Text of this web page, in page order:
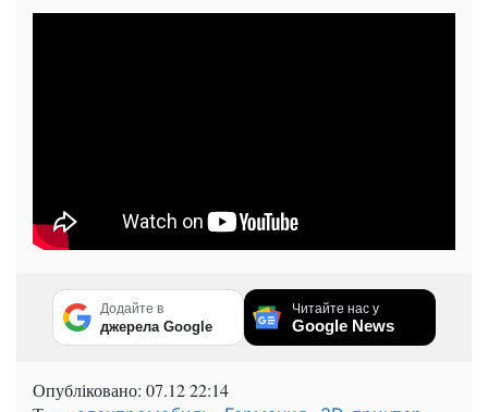
Додайте в
джерела Google
Читайте нас у
Google News
Опубліковано: 07.12 22:14